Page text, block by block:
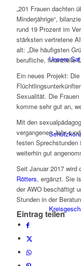
Unsere
„201 Frauen dachten
Minderjährige“,
rund 19 Prozent im
stärksten vertretene
alt: „Die häufigsten
berufliche, finanzielle
Ein neues Projekt:
Sexualität. Die
komme sehr gut an,
Mit den
vergangenen Jahr
festen Sprechstunden
weiterhin gut
Seit Januar 2017 wird
Rötters, ergänzt. Sie
der AWO beschäftigt
Stunden in der
Eintrag teilen